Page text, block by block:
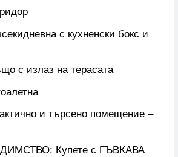
с кухненски бокс и
с излаз на терасата
и търсено помещение –
Купете с ГЪВКАВА